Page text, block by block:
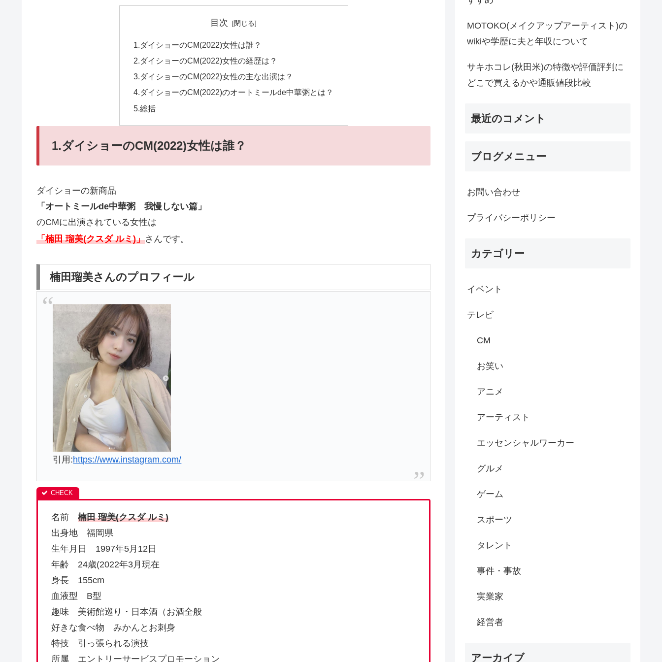
目次
1.ダイショーのCM(2022)女性は誰？
2.ダイショーのCM(2022)女性の経歴は？
3.ダイショーのCM(2022)女性の主な出演は？
4.ダイショーのCM(2022)のオートミールde中華粥とは？
5.総括
1.ダイショーのCM(2022)女性は誰？
ダイショーの新商品
「オートミールde中華粥 我慢しない篇」
のCMに出演されている女性は
「楠田 瑠美(クスダ ルミ)」さんです。
楠田瑠美さんのプロフィール
引用:https://www.instagram.com/
名前 楠田 瑠美(クスダ ルミ)
出身地 福岡県
生年月日 1997年5月12日
年齢 24歳(2022年3月現在
身長 155cm
血液型 B型
趣味 美術館巡り・日本酒（お酒全般
好きな食べ物 みかんとお刺身
特技 引っ張られる演技
所属 エントリーサービスプロモーション
MOTOKO(メイクアップアーティスト)の
wikiや学歴に夫と年収について
サキホコレ(秋田米)の特徴や評価評判に
どこで買えるかや通販値段比較
最近のコメント
ブログメニュー
お問い合わせ
プライバシーポリシー
カテゴリー
イベント
テレビ
CM
お笑い
アニメ
アーティスト
エッセンシャルワーカー
グルメ
ゲーム
スポーツ
タレント
事件・事故
実業家
経営者
アーカイブ